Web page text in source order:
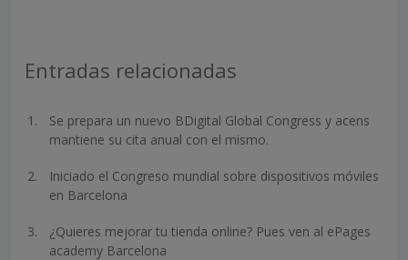
Entradas relacionadas
Se prepara un nuevo BDigital Global Congress y acens
mantiene su cita anual con el mismo.
Iniciado el Congreso mundial sobre dispositivos móviles
en Barcelona
¿Quieres mejorar tu tienda online? Pues ven al ePages
academy Barcelona